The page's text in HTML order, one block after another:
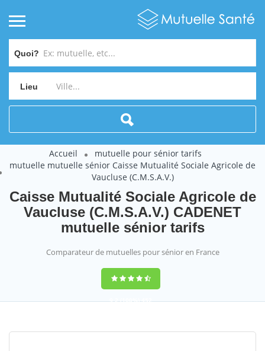
Quoi?
Lieu
Accueil
mutuelle pour sénior tarifs
mutuelle mutuelle sénior Caisse Mutualité Sociale Agricole de
Vaucluse (C.M.S.A.V.)
Caisse Mutualité Sociale Agricole de
Vaucluse (C.M.S.A.V.) CADENET
mutuelle sénior tarifs
Comparateur de mutuelles pour sénior en France
9,2(100%)452